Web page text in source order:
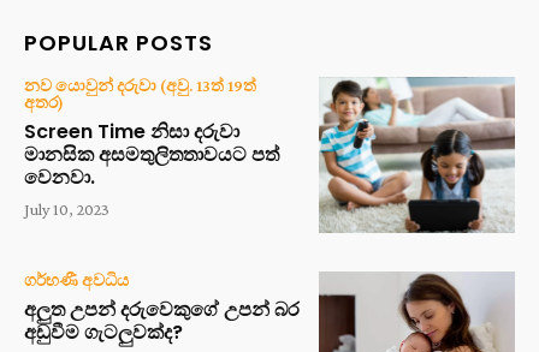
POPULAR POSTS
නව යොවුන් දරුවා (අවු. 13ත් 19ත්
අතර)
Screen Time නිසා දරුවා
මානසික අසමතුලිතතාවයට පත්
වෙනවා.
July 10, 2023
ගර්භණී අවධිය
අලුත උපන් දරුවෙකුගේ උපන් බර
අඩුවීම ගැටලුවක්ද?